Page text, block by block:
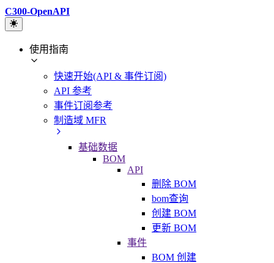
C300-OpenAPI
使用指南
快速开始(API & 事件订阅)
API 参考
事件订阅参考
制造域 MFR
基础数据
BOM
API
删除 BOM
bom查询
创建 BOM
更新 BOM
事件
BOM 创建